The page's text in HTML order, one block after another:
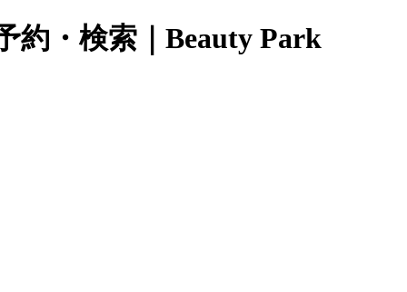
約・検索｜Beauty Park